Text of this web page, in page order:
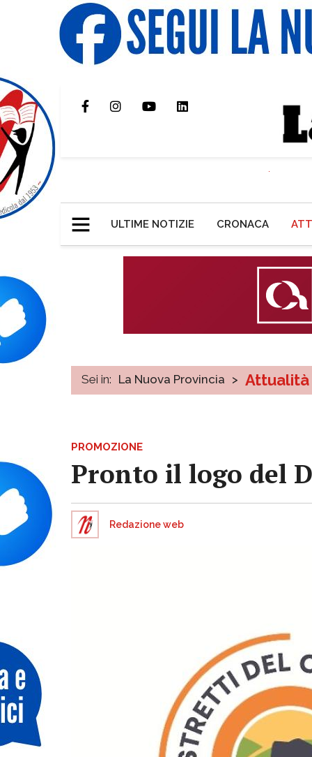
ULTIME NOTIZIE CRONACA
Sei in: La Nuova Provincia > Attualità
PROMOZIONE
Pronto il logo del
Redazione web